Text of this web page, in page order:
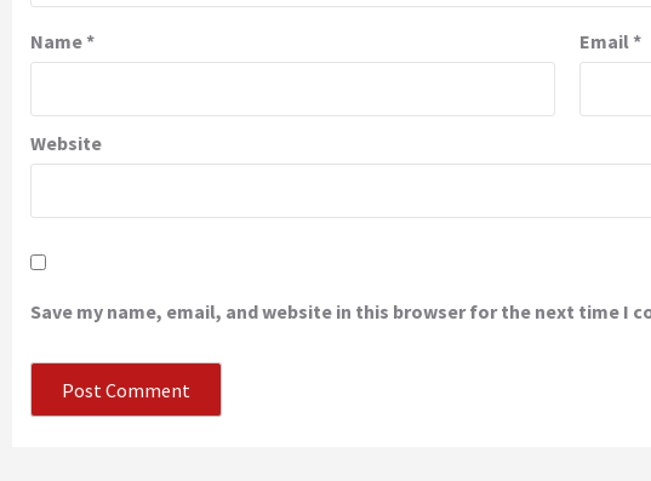
Name* Email*
Website
Save my name, email, and website in this browser for the next time I